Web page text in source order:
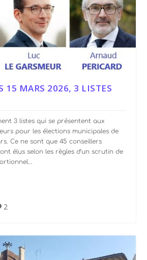
15 MARS 2026, 3 LISTES
3 listes qui se présentent aux
pour les élections municipales de
Ce ne sont que 45 conseillers
élus selon les règles d’un scrutin de
2